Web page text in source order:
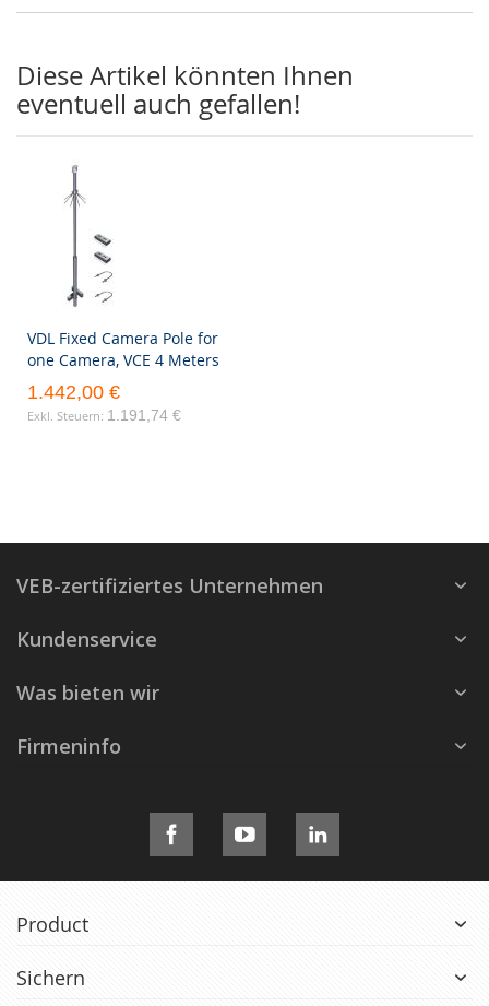
Diese Artikel könnten Ihnen
eventuell auch gefallen!
VDL Fixed Camera Pole for
one Camera, VCE 4 Meters
1.442,00 €
1.191,74 €
VEB-zertifiziertes Unternehmen
Kundenservice
Was bieten wir
Firmeninfo
Product
Sichern